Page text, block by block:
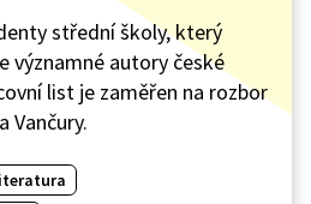
střední školy, který
významné autory české
list je zaměřen na rozbor
Vančury.